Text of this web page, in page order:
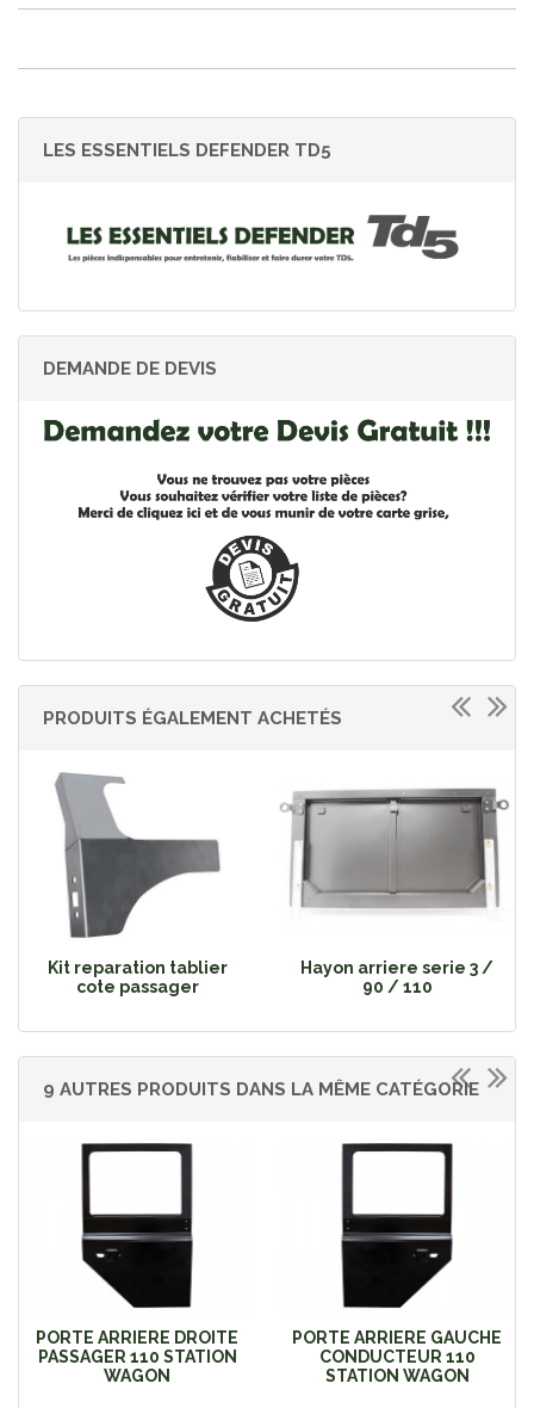
LES ESSENTIELS DEFENDER TD5
DEMANDE DE DEVIS
PRODUITS ÉGALEMENT ACHETÉS
Kit reparation tablier
cote passager
Hayon arriere serie 3 /
90 / 110
9 AUTRES PRODUITS DANS LA MÊME CATÉGORIE
PORTE ARRIERE DROITE
PASSAGER 110 STATION
WAGON
PORTE ARRIERE GAUCHE
CONDUCTEUR 110
STATION WAGON